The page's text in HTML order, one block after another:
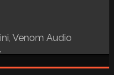
Venom Audio